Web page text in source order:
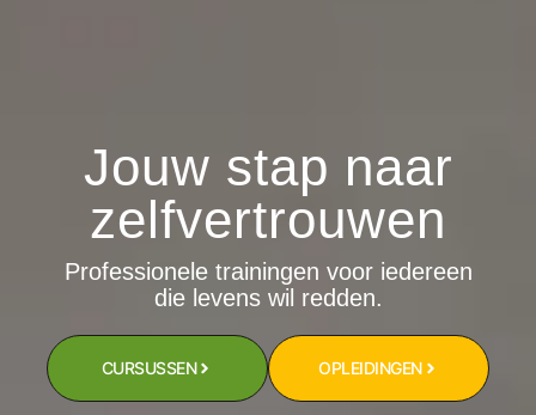
Jouw stap naar
zelfvertrouwen
Professionele trainingen voor iedereen
die levens wil redden.
CURSUSSEN OPLEIDINGEN